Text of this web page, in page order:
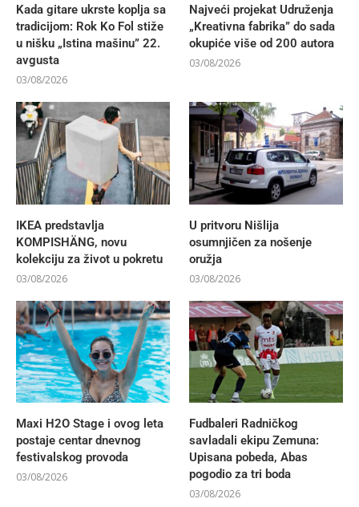
Kada gitare ukrste koplja sa
tradicijom: Rok Ko Fol stiže
u nišku „Istina mašinu” 22.
avgusta
03/08/2026
Najveći projekat Udruženja
„Kreativna fabrika” do sada
okupiće više od 200 autora
03/08/2026
IKEA predstavlja
KOMPISHÄNG, novu
kolekciju za život u pokretu
03/08/2026
U pritvoru Nišlija
osumnjičen za nošenje
oružja
03/08/2026
Maxi H2O Stage i ovog leta
postaje centar dnevnog
festivalskog provoda
03/08/2026
Fudbaleri Radničkog
savladali ekipu Zemuna:
Upisana pobeda, Abas
pogodio za tri boda
03/08/2026